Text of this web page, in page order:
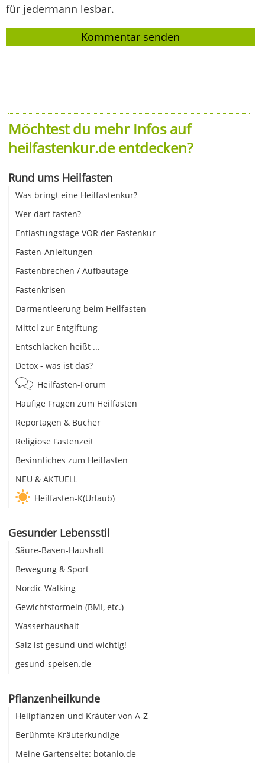
für jedermann lesbar.
Möchtest du mehr Infos auf
heilfastenkur.de entdecken?
Rund ums Heilfasten
Was bringt eine Heilfastenkur?
Wer darf fasten?
Entlastungstage VOR der Fastenkur
Fasten-Anleitungen
Fastenbrechen / Aufbautage
Fastenkrisen
Darmentleerung beim Heilfasten
Mittel zur Entgiftung
Entschlacken heißt ...
Detox - was ist das?
Heilfasten-Forum
Häufige Fragen zum Heilfasten
Reportagen & Bücher
Religiöse Fastenzeit
Besinnliches zum Heilfasten
NEU & AKTUELL
Heilfasten-K(Urlaub)
Gesunder Lebensstil
Säure-Basen-Haushalt
Bewegung & Sport
Nordic Walking
Gewichtsformeln (BMI, etc.)
Wasserhaushalt
Salz ist gesund und wichtig!
gesund-speisen.de
Pflanzenheilkunde
Heilpflanzen und Kräuter von A-Z
Berühmte Kräuterkundige
Meine Gartenseite: botanio.de